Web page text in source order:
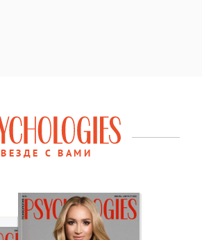
ВЕЗДЕ С ВАМИ